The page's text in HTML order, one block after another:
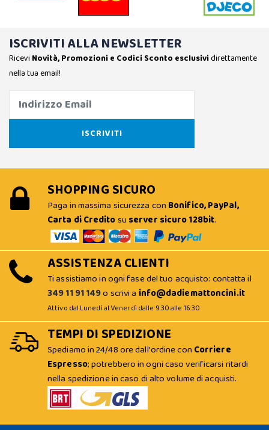
ISCRIVITI ALLA NEWSLETTER
Ricevi Novità, Promozioni e Codici Sconto esclusividirettamente
nella tua email!
SHOPPING SICURO
Paga in massima sicurezza con Bonifico, PayPal,
Carta di Creditosu server sicuro 128bit.
ASSISTENZA CLIENTI
Ti assistiamo in ogni fase del tuo acquisto: contatta il
349 11 91 149o scrivi a info@dadiemattoncini.it
Attivo dal Lunedì al Venerdì dalle 9:30 alle 16:30
TEMPI DI SPEDIZIONE
Spediamo in 24/48 ore dall'ordine con Corriere
Espresso; potrebbero in ogni caso verificarsi ritardi
nella spedizione in caso di alto volume di acquisti.